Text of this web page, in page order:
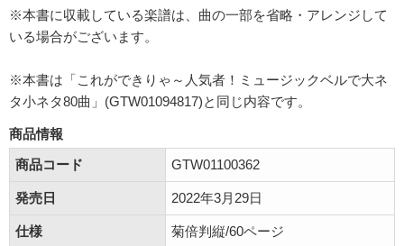
※本書に収載している楽譜は、曲の一部を省略・アレンジして
いる場合がございます。
※本書は「これができりゃ～人気者！ミュージックベルで大ネ
タ小ネタ80曲」(GTW01094817)と同じ内容です。
商品情報
商品コード
GTW01100362
発売日 2022年3月29日
仕様 菊倍判縦/60ページ